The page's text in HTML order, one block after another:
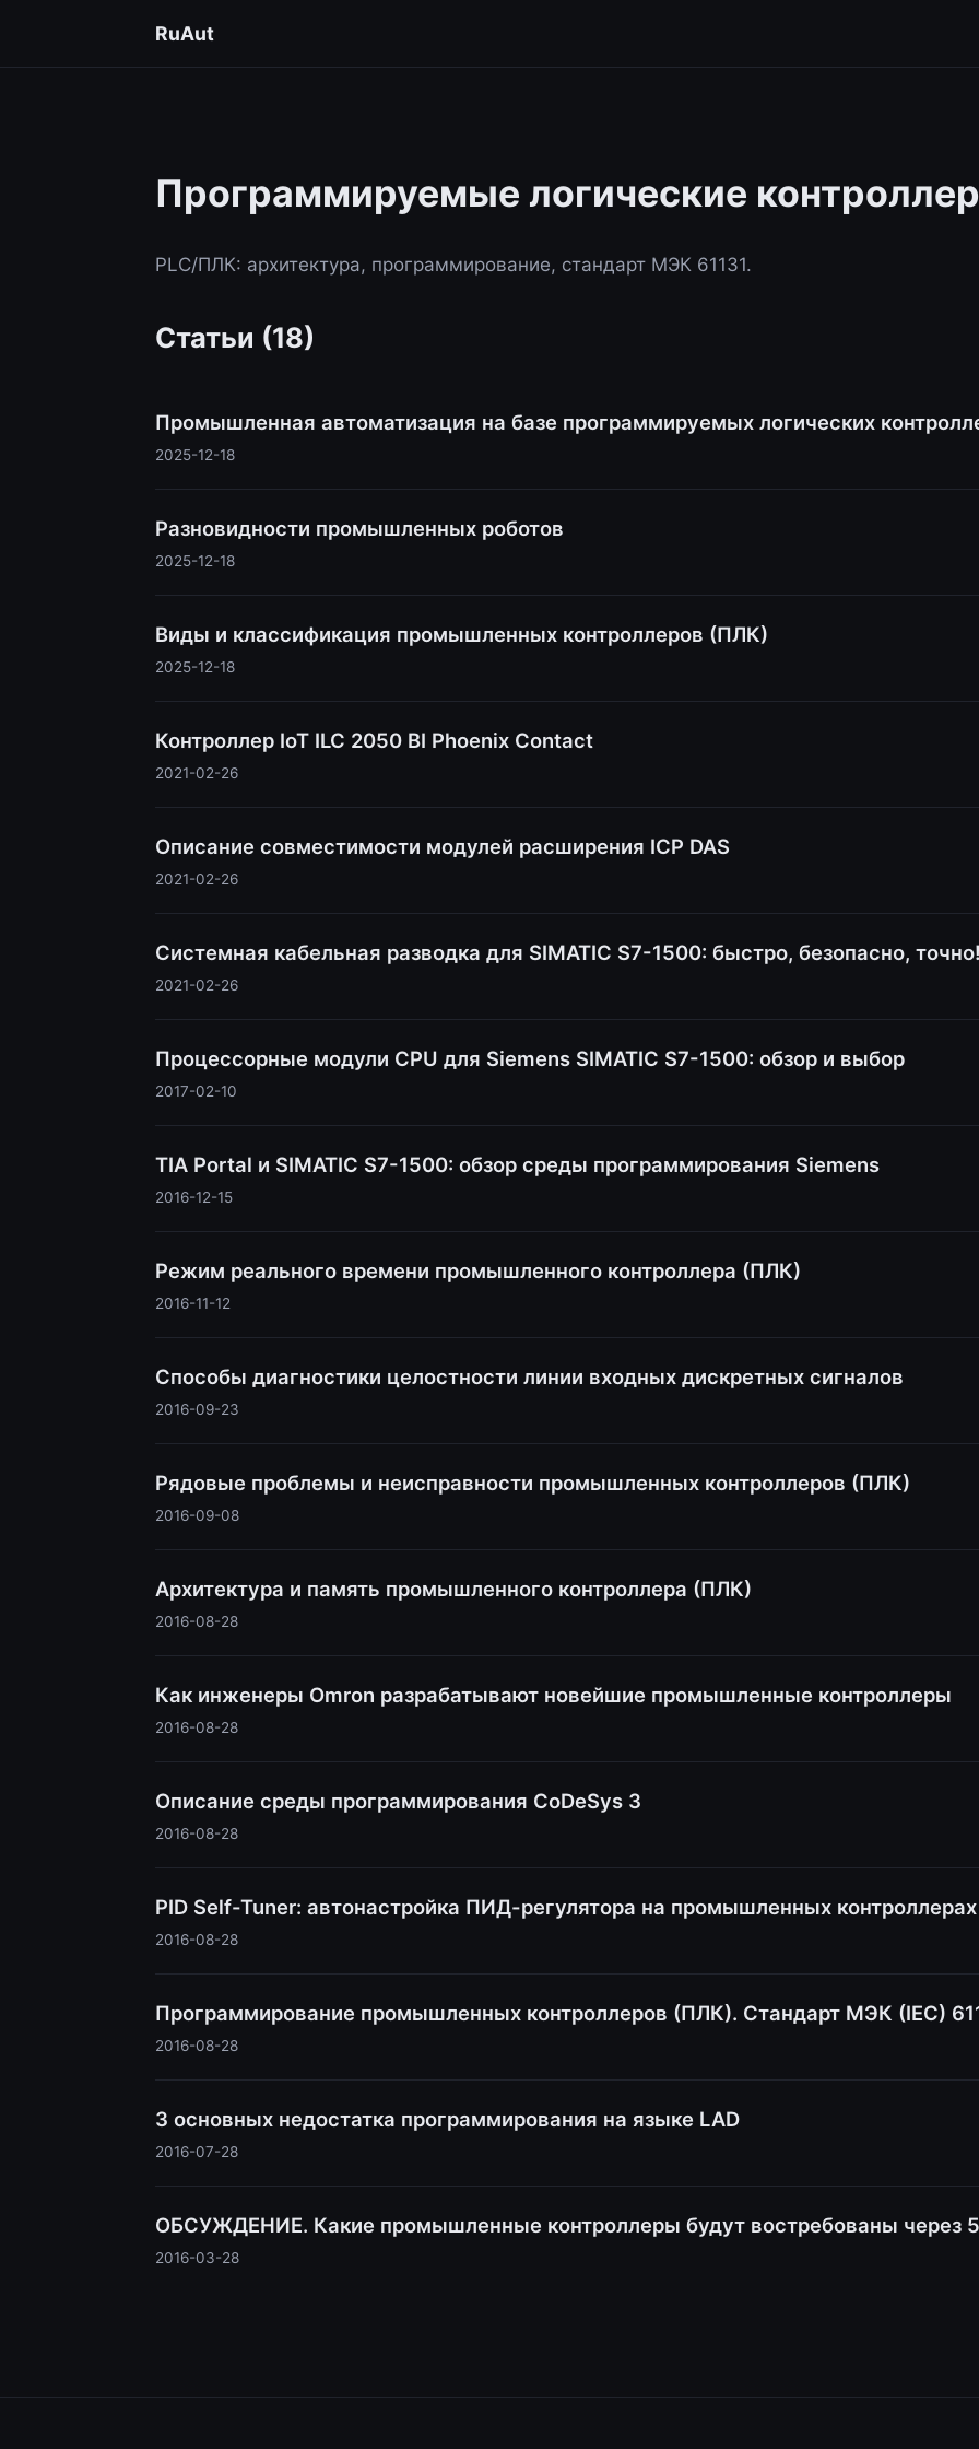
RuAut
Программируемые логические
PLC/ПЛК: архитектура, программирование, стандарт МЭК 61131.
Статьи (18)
Промышленная автоматизация на базе программируемых логических
2025-12-18
Разновидности промышленных роботов
2025-12-18
Виды и классификация промышленных контроллеров (ПЛК)
2025-12-18
Контроллер IoT ILC 2050 BI Phoenix Contact
2021-02-26
Описание совместимости модулей расширения ICP DAS
2021-02-26
Системная кабельная разводка для SIMATIC S7-1500: быстро, безопасно,
2021-02-26
Процессорные модули CPU для Siemens SIMATIC S7-1500: обзор и выбор
2017-02-10
TIA Portal и SIMATIC S7-1500: обзор среды программирования Siemens
2016-12-15
Режим реального времени промышленного контроллера (ПЛК)
2016-11-12
Способы диагностики целостности линии входных дискретных сигналов
2016-09-23
Рядовые проблемы и неисправности промышленных контроллеров (ПЛК)
2016-09-08
Архитектура и память промышленного контроллера (ПЛК)
2016-08-28
Как инженеры Omron разрабатывают новейшие промышленные контроллеры
2016-08-28
Описание среды программирования CoDeSys 3
2016-08-28
PID Self-Tuner: автонастройка ПИД-регулятора на промышленных
2016-08-28
Программирование промышленных контроллеров (ПЛК). Стандарт МЭК (IEC)
2016-08-28
3 основных недостатка программирования на языке LAD
2016-07-28
ОБСУЖДЕНИЕ. Какие промышленные контроллеры будут востребованы через
2016-03-28